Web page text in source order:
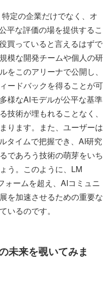
定の企業だけでなく、オ
平な評価の場を提供するこ
買っていると言えるはずで
模な開発チームや個人の研
をこのアリーナで公開し、
ードバックを得ることが可
様なAIモデルが公平な基準
技術が埋もれることなく、
ります。また、ユーザーは
タイムで把握でき、AI研究
であろう技術の萌芽をいち
う。このように、LM
ォームを超え、AIコミュニ
を加速させるための重要な
いるのです。
未来を覗いてみま